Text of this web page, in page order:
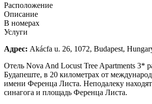
Расположение
Описание
В номерах
Услуги
Адрес: Akácfa u. 26, 1072, Budapest,
Отель Nova And Locust Tree Apartments 3*
Будапеште, в 20 километрах от
имени Ференца Листа. Неподалеку
синагога и площадь Ференца Листа.